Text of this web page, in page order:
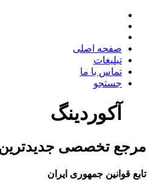
صفحه اصلی
تبلیغات
تماس با ما
جستجو
تخصصی جدیدترین
جمهوری ایران